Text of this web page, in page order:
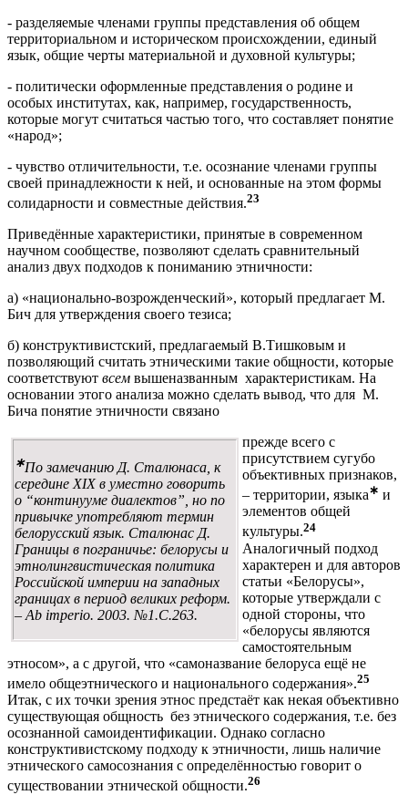
- разделяемые членами группы представления об общем
территориальном и историческом происхождении, единый
язык, общие черты материальной и духовной культуры;
- политически оформленные представления о родине и
особых институтах, как, например, государственность,
которые могут считаться частью того, что составляет понятие
«народ»;
- чувство отличительности, т.е. осознание членами группы
своей принадлежности к ней, и основанные на этом формы
солидарности и совместные действия.23
Приведённые характеристики, принятые в современном
научном сообществе, позволяют сделать сравнительный
анализ двух подходов к пониманию этничности:
а) «национально-возрожденческий», который предлагает М.
Бич для утверждения своего тезиса;
б) конструктивистский, предлагаемый В.Тишковым и
позволяющий считать этническими такие общности, которые
соответствуют всем вышеназванным характеристикам. На
основании этого анализа можно сделать вывод, что для М.
Бича понятие этничности связано
∗По замечанию Д. Сталюнаса, к
середине XIX в уместно говорить
о “континууме диалектов”, но по
привычке употребляют термин
белорусский язык. Сталюнас Д.
Границы в пограничье: белорусы и
этнолингвистическая политика
Российской империи на западных
границах в период великих реформ.
– Ab imperio. 2003. №1.С.263.
прежде всего с
присутствием сугубо
объективных признаков,
– территории, языка∗ и
элементов общей
культуры.24
Аналогичный подход
характерен и для авторов
статьи «Белорусы»,
которые утверждали с
одной стороны, что
«белорусы являются
самостоятельным
этносом», а с другой, что «самоназвание белоруса ещё не
имело общеэтнического и национального содержания».25
Итак, с их точки зрения этнос предстаёт как некая объективно
существующая общность без этнического содержания, т.е. без
осознанной самоидентификации. Однако согласно
конструктивистскому подходу к этничности, лишь наличие
этнического самосознания с определённостью говорит о
существовании этнической общности.26